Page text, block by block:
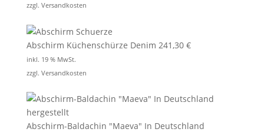
zzgl. Versandkosten
Abschirm Küchenschürze Denim 241,30 €
inkl. 19 % MwSt.
zzgl. Versandkosten
Abschirm-Baldachin "Maeva" In Deutschland